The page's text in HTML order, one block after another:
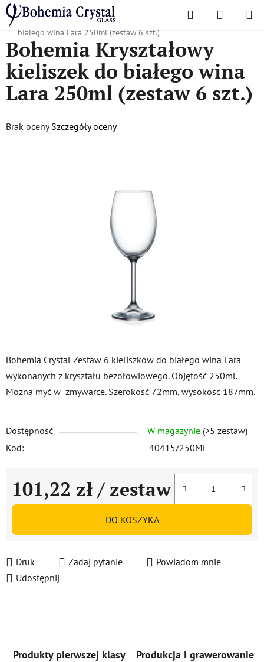
Przejść
do
treści
Szukaj KOSZYK
Home
/ Popularne kolekcje / Lara
Bohemia Kryształowy kieliszek do
białego wina Lara 250ml (zestaw 6 szt.)
Bohemia Crystal Zestaw 6 kieliszków do białego wina Lara
wykonanych z kryształu bezołowiowego. Objętość 250ml.
Można myć w zmywarce. Szerokość 72mm, wysokość 187mm.
Dostępność W magazynie (>5 zestaw)
Kod:
40415/250ML
101,22 zł / zestaw
Cena jednostkowa:
DO KOSZYKA
Druk Zadaj pytanie
Powiadom mnie
Udostępnij
Bohemia Kryształowy
kieliszek do białego wina
Lara 250ml (zestaw 6 szt.)
Średnia
Brak oceny Szczegóły oceny
Produkty pierwszej klasy Produkcja i grawerowanie